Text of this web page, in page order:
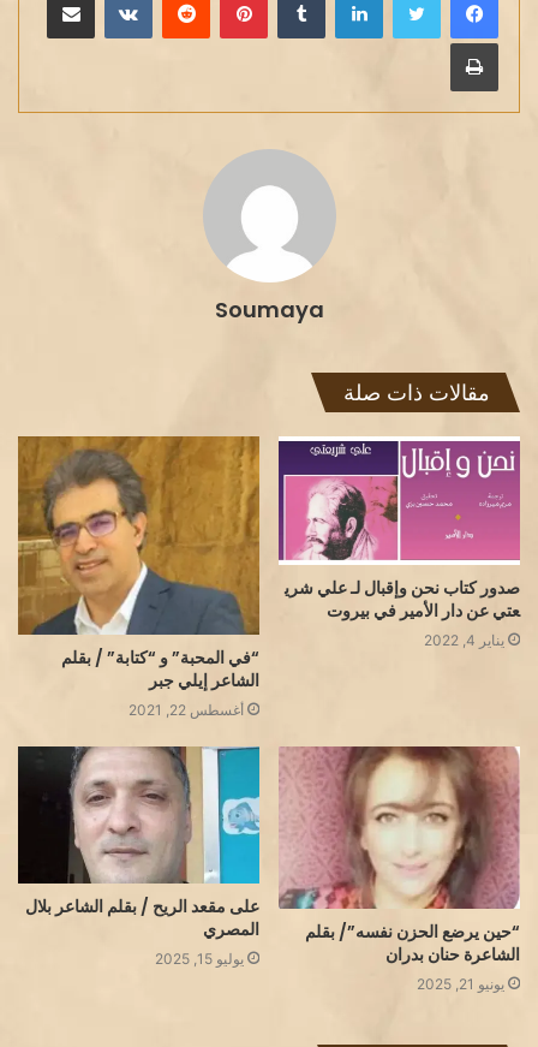
طباعة
Soumaya
مقالات ذات صلة
صدور كتاب نحن وإقبال لـ علي شري
عتي عن دار الأمير في بيروت
يناير 4, 2022
“في المحبة” و “كتابة” / بقلم
الشاعر إيلي جبر
أغسطس 22, 2021
“حين يرضع الحزن نفسه”/ بقلم
الشاعرة حنان بدران
يونيو 21, 2025
على مقعد الريح / بقلم الشاعر بلال
المصري
يوليو 15, 2025